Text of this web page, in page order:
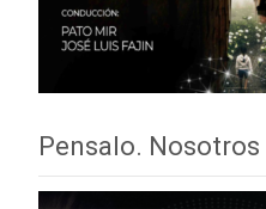
Pensalo.